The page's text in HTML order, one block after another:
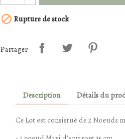
 Rupture de stock
Partager
Description Détails du
Ce Lot est consistué de 2 Noeuds